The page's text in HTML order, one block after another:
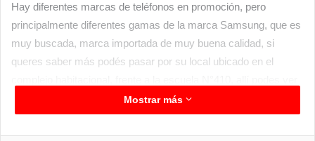
Hay diferentes marcas de teléfonos en promoción, pero
principalmente diferentes gamas de la marca Samsung, que es
muy buscada, marca importada de muy buena calidad, si
queres saber más podés pasar por su local ubicado en el
todos los equipos, pero también otros artículos que podes
tenerlos en cuenta para regalarle a mama en su día.
Mostrar más